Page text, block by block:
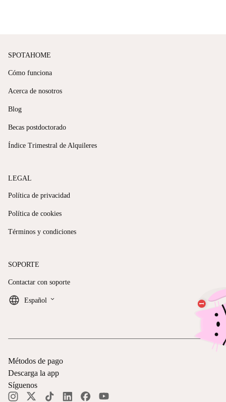
SPOTAHOME
Cómo funciona
Acerca de nosotros
Blog
Becas postdoctorado
Índice Trimestral de Alquileres
LEGAL
Política de privacidad
Política de cookies
Términos y condiciones
SOPORTE
Contactar con soporte
Español keyboard_arrow_down
Métodos de pago
Descarga la app
Síguenos